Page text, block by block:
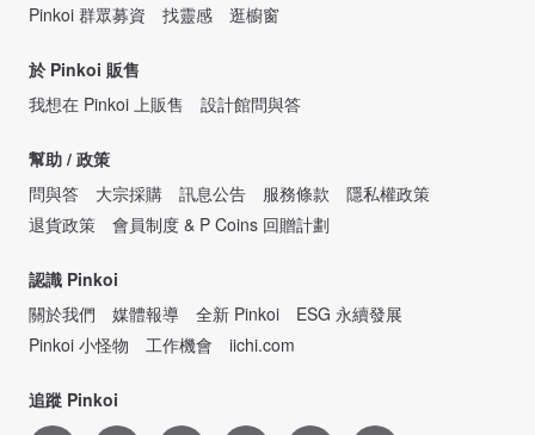
Pinkoi 群眾募資
找靈感 逛櫥窗
於 Pinkoi 販售
我想在 Pinkoi 上販售
設計館問與答
幫助 / 政策
問與答
大宗採購 訊息公告 服務條款
隱私權政策
退貨政策
會員制度 & P Coins 回贈計劃
認識 Pinkoi
關於我們
媒體報導 全新 Pinkoi
ESG 永續發展
Pinkoi 小怪物
工作機會 iichi.com
追蹤 Pinkoi